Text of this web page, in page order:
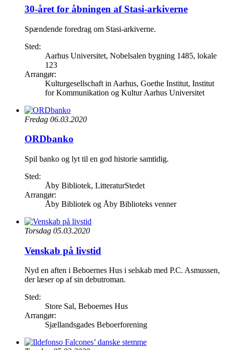
30-året for åbningen af Stasi-arkiverne
Spændende foredrag om Stasi-arkiverne.
Sted:
Aarhus Universitet, Nobelsalen bygning 1485, lokale
123
Arrangør:
Kulturgesellschaft in Aarhus, Goethe Institut, Institut
for Kommunikation og Kultur Aarhus Universitet
Fredag 06.03.2020
ORDbanko
Spil banko og lyt til en god historie samtidig.
Sted:
Åby Bibliotek, LitteraturStedet
Arrangør:
Åby Bibliotek og Åby Biblioteks venner
Torsdag 05.03.2020
Venskab på livstid
Nyd en aften i Beboernes Hus i selskab med P.C. Asmussen,
der læser op af sin debutroman.
Sted:
Store Sal, Beboernes Hus
Arrangør:
Sjællandsgades Beboerforening